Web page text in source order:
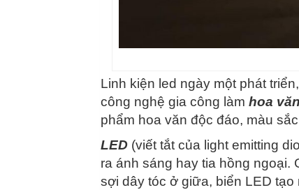
Linh kiện led ngày một phát
công nghệ gia công làm hoa
phẩm hoa văn độc đáo, màu
LED (viết tắt của light emitting
ra ánh sáng hay tia hồng
sợi dây tóc ở giữa, biển LED